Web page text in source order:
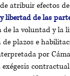
atribuir efectos
libertad de las
de la voluntad y la
plazos e
por